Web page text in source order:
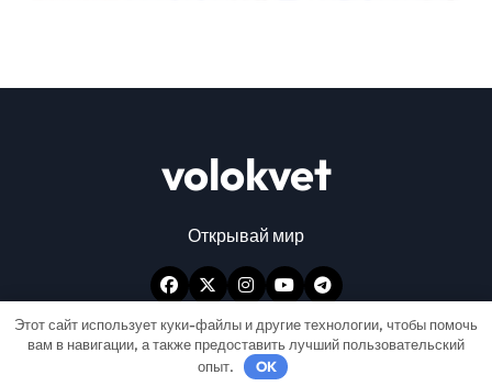
volokvet
Открывай мир
Этот сайт использует куки-файлы и другие технологии, чтобы помочь
вам в навигации, а также предоставить лучший пользовательский
опыт.
OK